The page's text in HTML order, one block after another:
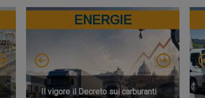
ENERGIE
Il vigore il Decreto sui carburanti